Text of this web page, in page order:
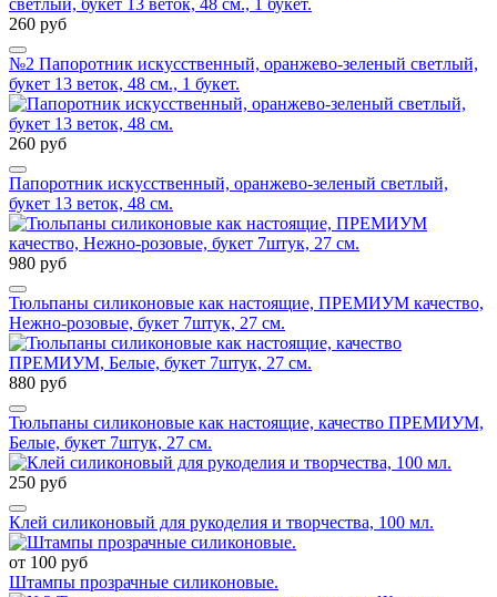
260 руб
№2 Папоротник искусственный, оранжево-зеленый светлый,
букет 13 веток, 48 см., 1 букет.
260 руб
Папоротник искусственный, оранжево-зеленый светлый,
букет 13 веток, 48 см.
980 руб
Тюльпаны силиконовые как настоящие, ПРЕМИУМ качество,
Нежно-розовые, букет 7штук, 27 см.
880 руб
Тюльпаны силиконовые как настоящие, качество ПРЕМИУМ,
Белые, букет 7штук, 27 см.
250 руб
Клей силиконовый для рукоделия и творчества, 100 мл.
от 100 руб
Штампы прозрачные силиконовые.